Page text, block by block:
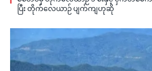
ပြီး တိုက်လေယာဉ် ပျက်ကျဟုဆို